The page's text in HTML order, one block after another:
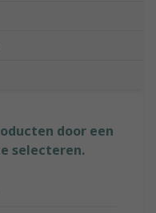
door een
selecteren.